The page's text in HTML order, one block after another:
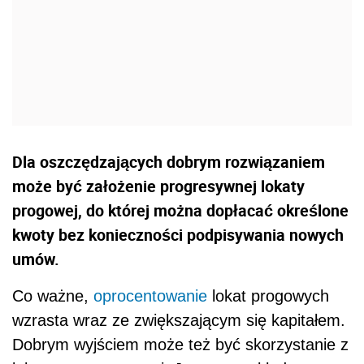
Dla oszczędzających dobrym rozwiązaniem
może być założenie progresywnej lokaty
progowej, do której można dopłacać określone
kwoty bez konieczności podpisywania nowych
umów.
Co ważne, oprocentowanie lokat progowych
wzrasta wraz ze zwiększającym się kapitałem.
Dobrym wyjściem może też być skorzystanie z